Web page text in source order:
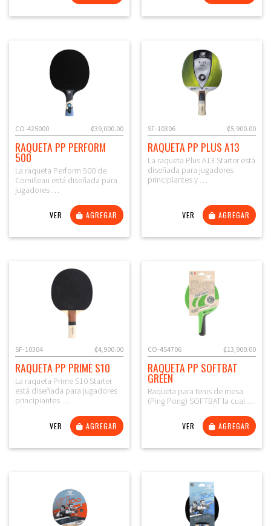
₡39,000.00
CO-425000
RAQUETA PP PERFORM
500
La raqueta Perform 500 de
Cornilleau está diseñada para
jugadores …
VER AGREGAR
₡5,900.00
SF-10306
RAQUETA PP PLUS A13
La raqueta Plus A13 Starter está
diseñada para jugadores
principiantes y …
VER AGREGAR
₡4,900.00
SF-10304
RAQUETA PP PRIME S10
La raqueta Prime S10 Starter
está diseñada para jugadores
principiantes …
VER AGREGAR
₡13,900.00
CO-454706
RAQUETA PP SOFTBAT
GREEN
Raqueta para tenis de mesa
(Ping Pong) SOFTBAT la cual …
VER AGREGAR